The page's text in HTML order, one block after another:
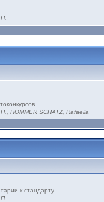
,HOMMER SCHATZ,Rafaella
к стандарту